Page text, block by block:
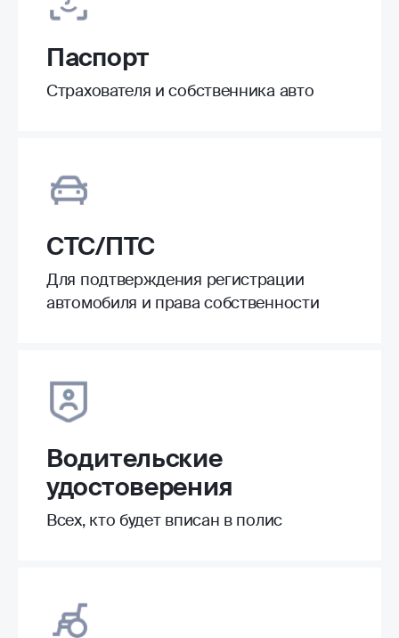
Паспорт
Страхователя и собственника авто
СТС/ПТС
Для подтверждения регистрации
автомобиля и права собственности
Водительские
удостоверения
Всех, кто будет вписан в полис